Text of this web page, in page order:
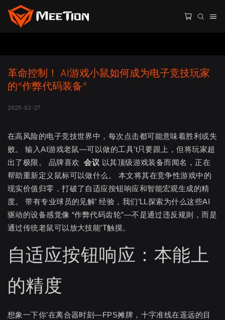
革命控制！ AI游戏小鼠如何成为电子竞技玩家
的“作弊代码装备”
2025-02-27
在高风险的电子竞技世界中，每次点击都可能意味着胜利或失
败。 输入AI游戏老鼠—可以做的工具’t只要跟上，但将玩家超
出了极限。 品牌喜欢 会议 以其顶级游戏装备而闻名，正在
帮助重新定义鼠标可以做什么。 本文将其在竞争性游戏中的
现实价值归零，打破了自适应按钮响应和智能宏观生成的精
度。 带有专业球员的见解’ 经验，我们’LL探索为什么这些AI
驱动的设备感觉像 “作弊代码齿轮”—不是通过违反规则，而是
通过传统老鼠可以放大技能’T触摸。
自适应按钮响应：本能上
的精度
想象一下你’在离合器时刻—FPS摊牌，十字准线在遥远的目